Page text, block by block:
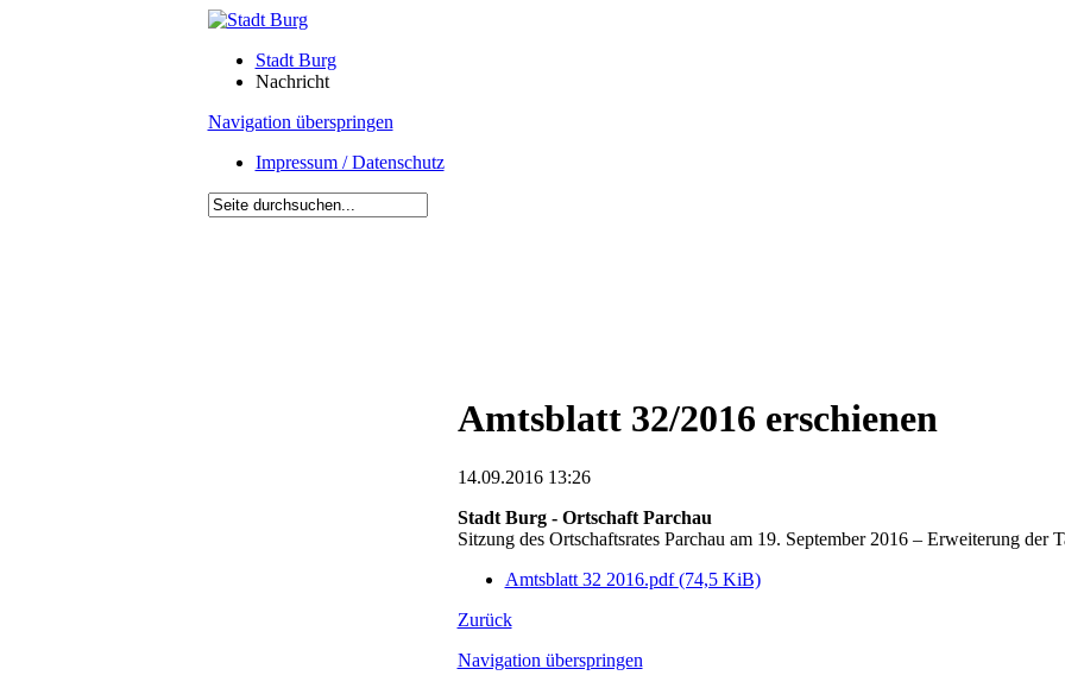
Stadt Burg
Nachricht
Navigation überspringen
Impressum / Datenschutz
Amtsblatt 32/2016 erschienen
14.09.2016 13:26
Stadt Burg - Ortschaft Parchau
Sitzung des Ortschaftsrates Parchau am 19. September 2016 – Erweiterung der
Amtsblatt 32 2016.pdf(74,5 KiB)
Zurück
Navigation überspringen